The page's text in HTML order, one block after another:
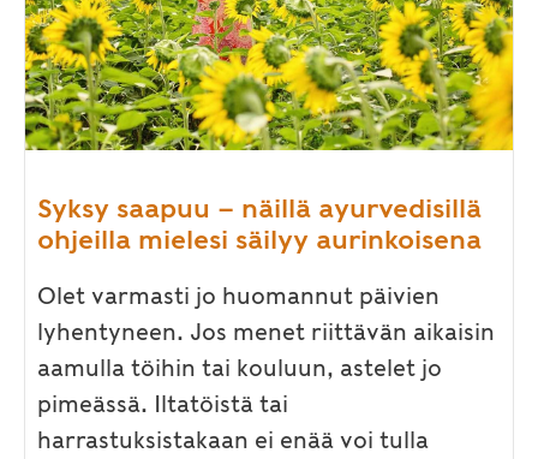
Syksy saapuu – näillä ayurvedisillä
ohjeilla mielesi säilyy aurinkoisena
Olet varmasti jo huomannut päivien
lyhentyneen. Jos menet riittävän aikaisin
aamulla töihin tai kouluun, astelet jo
pimeässä. Iltatöistä tai
harrastuksistakaan ei enää voi tulla